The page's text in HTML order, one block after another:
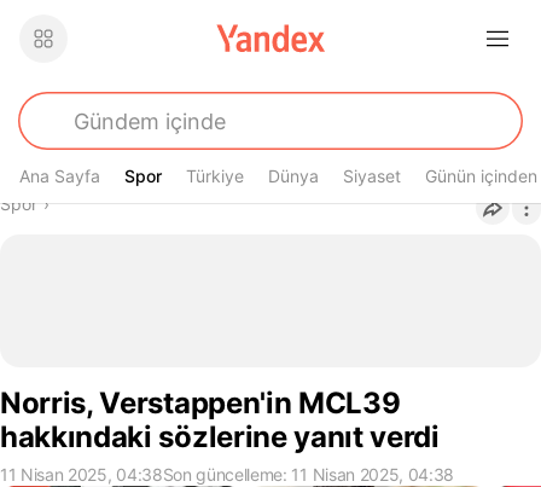
Ana Sayfa Spor
Spor Türkiye Dünya Siyaset Günün içinden
Buradasın
Spor›
Norris, Verstappen'in MCL39
hakkındaki sözlerine yanıt verdi
11 Nisan 2025, 04:38Son güncelleme: 11 Nisan 2025, 04:38